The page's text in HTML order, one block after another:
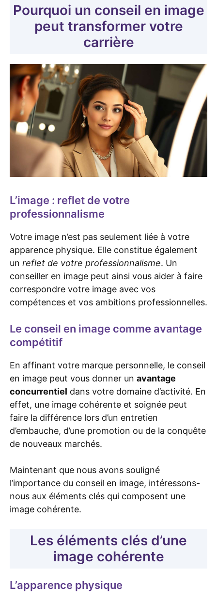
Pourquoi un conseil en image
peut transformer votre
carrière
L’image : reflet de votre
professionnalisme
Votre image n’est pas seulement liée à votre
apparence physique. Elle constitue également
un reflet de votre professionnalisme. Un
conseiller en image peut ainsi vous aider à faire
correspondre votre image avec vos
compétences et vos ambitions professionnelles.
Le conseil en image comme avantage
compétitif
En affinant votre marque personnelle, le conseil
en image peut vous donner un avantage
concurrentiel dans votre domaine d’activité. En
effet, une image cohérente et soignée peut
faire la différence lors d’un entretien
d’embauche, d’une promotion ou de la conquête
de nouveaux marchés.
Maintenant que nous avons souligné
l’importance du conseil en image, intéressons-
nous aux éléments clés qui composent une
image cohérente.
Les éléments clés d’une
image cohérente
L’apparence physique